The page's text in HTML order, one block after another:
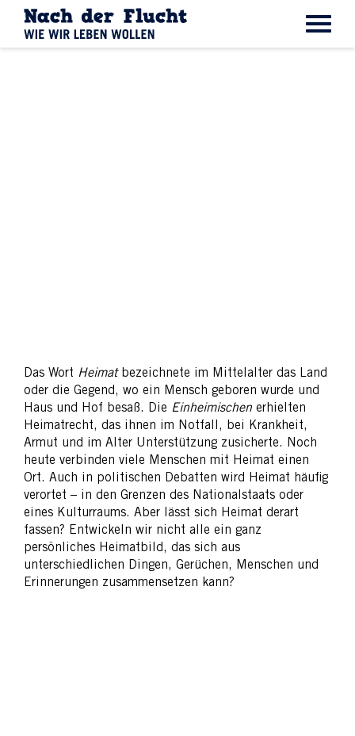
Das Wort Heimatbezeichnete im Mittelalter das Land
oder die Gegend, wo ein Mensch geboren wurde und
Haus und Hof besaß. Die Einheimischen erhielten
Heimatrecht, das ihnen im Notfall, bei Krankheit,
Armut und im Alter Unterstützung zusicherte. Noch
heute verbinden viele Menschen mit Heimat einen
Ort. Auch in politischen Debatten wird Heimat häufig
verortet – in den Grenzen des Nationalstaats oder
eines Kulturraums. Aber lässt sich Heimat derart
fassen? Entwickeln wir nicht alle ein ganz
persönliches Heimatbild, das sich aus
unterschiedlichen Dingen, Gerüchen, Menschen und
Erinnerungen zusammensetzen kann?